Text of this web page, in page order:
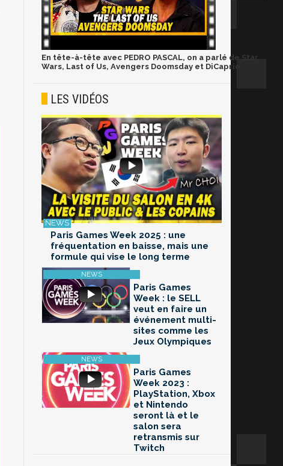
En tête-à-tête avec PEDRO PASCAL, on a parlé de Star
Wars, Last of Us, Avengers Doomsday et DiCaprio
LES VIDÉOS
Paris Games Week 2025 : une
fréquentation en baisse, mais une
formule qui vise le long terme
Paris Games
Week : le SELL
veut en faire un
événement multi-
sites comme les
Jeux Olympiques
Paris Games
Week 2023 :
PlayStation, Xbox
et Nintendo
seront là et le
salon sera
retransmis sur
Twitch